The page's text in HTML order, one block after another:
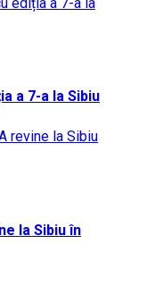
a 7-a la Sibiu
la Sibiu în